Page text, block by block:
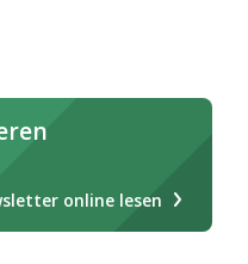
online lesen